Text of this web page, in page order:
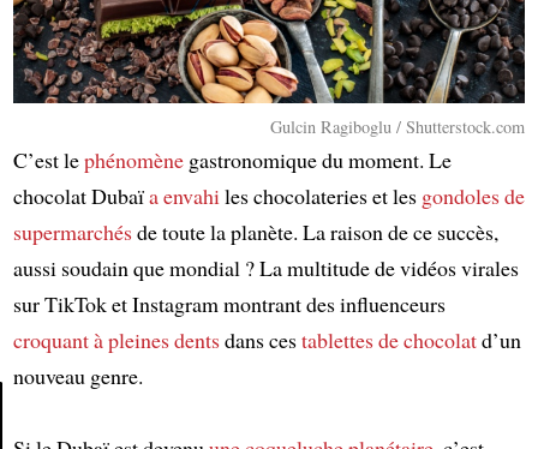
Gulcin Ragiboglu / Shutterstock.com
C’est lephénomènegastronomique du moment. Le
chocolat Dubaïa envahiles chocolateries et les gondoles de
supermarchésde toute la planète. La raison de ce succès,
aussi soudain que mondial ? La multitude de vidéos virales
sur TikTok et Instagram montrant des influenceurs
croquant à pleines dentsdans cestablettes de chocolatd’un
nouveau genre.